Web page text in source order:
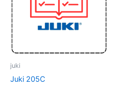
juki
Juki 205C